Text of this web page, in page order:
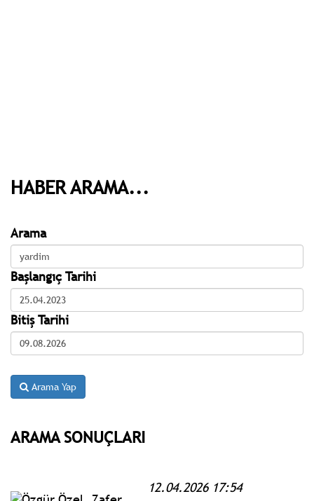
HABER ARAMA...
Arama
Başlangıç Tarihi
Bitiş Tarihi
Arama Yap
ARAMA SONUÇLARI
12.04.2026 17:54